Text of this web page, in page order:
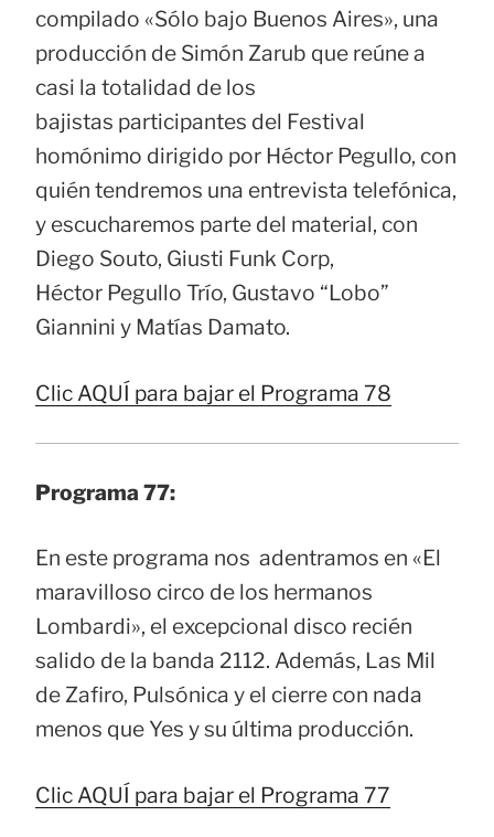
compilado «Sólo bajo Buenos Aires», una
producción de Simón Zarub que reúne a
casi la totalidad de los
bajistas participantes del Festival
homónimo dirigido por Héctor Pegullo, con
quién tendremos una entrevista telefónica,
y escucharemos parte del material, con
Diego Souto, Giusti Funk Corp,
Héctor Pegullo Trío, Gustavo “Lobo”
Giannini y Matías Damato.
Clic AQUÍ para bajar el Programa 78
Programa 77:
En este programa nos adentramos en «El
maravilloso circo de los hermanos
Lombardi», el excepcional disco recién
salido de la banda 2112. Además, Las Mil
de Zafiro, Pulsónica y el cierre con nada
menos que Yes y su última producción.
Clic AQUÍ para bajar el Programa 77